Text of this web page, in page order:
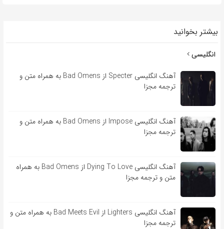
بیشتر بخوانید
انگلیسی
آهنگ انگلیسی Specter از Bad Omens به همراه متن و
ترجمه مجزا
آهنگ انگلیسی Impose از Bad Omens به همراه متن و
ترجمه مجزا
آهنگ انگلیسی Dying To Love از Bad Omens به همراه
متن و ترجمه مجزا
آهنگ انگلیسی Lighters از Bad Meets Evil به همراه متن و
ترجمه مجزا